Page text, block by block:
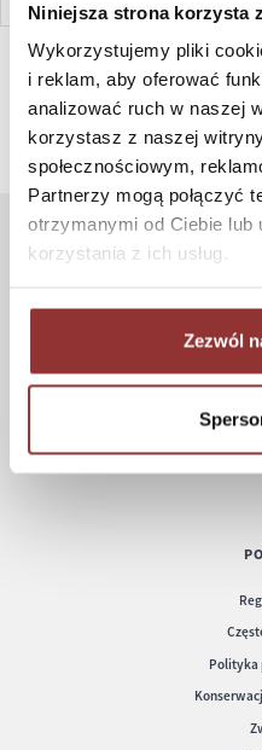
Niniejsza strona korzysta
Wykorzystujemy pliki
i reklam, aby oferować
analizować ruch w naszej
korzystasz z naszej
społecznościowym,
Partnerzy mogą połączyć
otrzymanymi od Ciebie lub
korzystania z ich usług.
Zezwól
SZYBKI KONTAKT PN-PT, 8-16, +48 698
Jak
Czas
Polityka